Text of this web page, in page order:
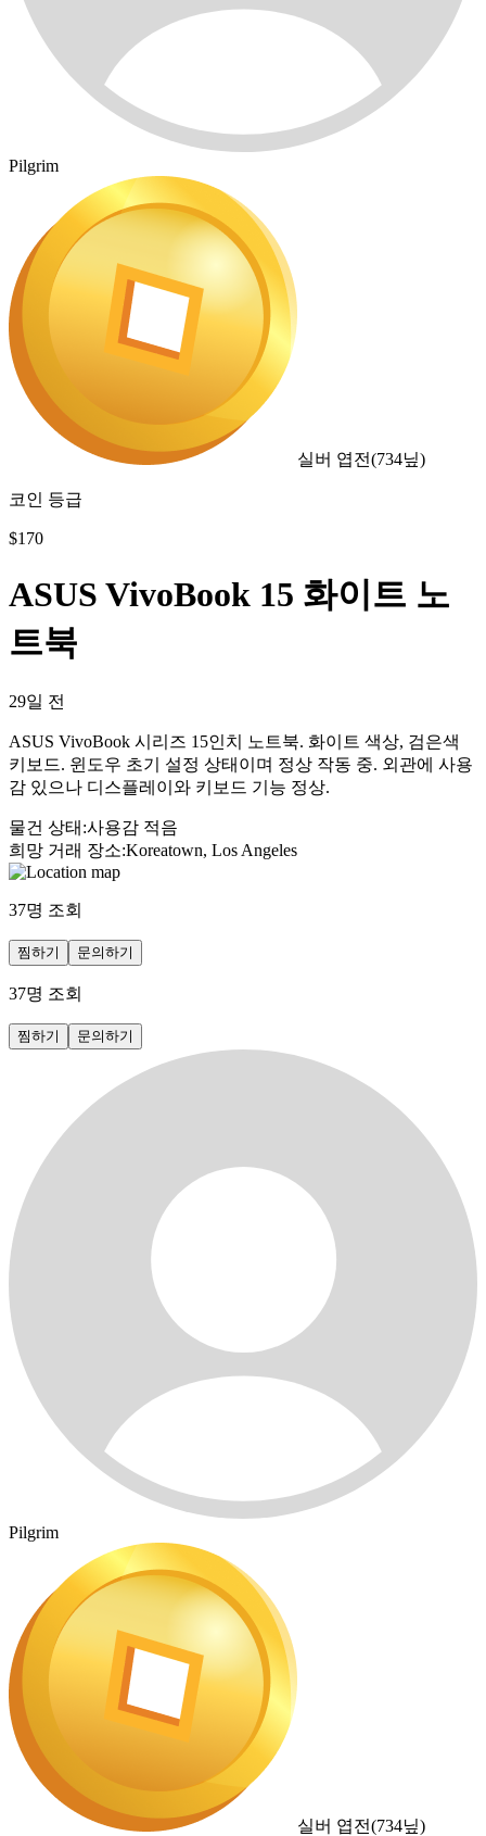
Pilgrim
실버 엽전(734닢)
코인 등급
$170
ASUS VivoBook 15 화이트 노
트북
29일 전
ASUS VivoBook 시리즈 15인치 노트북. 화이트 색상, 검은색
키보드. 윈도우 초기 설정 상태이며 정상 작동 중. 외관에 사용
감 있으나 디스플레이와 키보드 기능 정상.
물건 상태 :사용감 적음
희망 거래 장소:Koreatown, Los Angeles
37명 조회
찜하기 문의하기
37명 조회
찜하기 문의하기
Pilgrim
실버 엽전(734닢)